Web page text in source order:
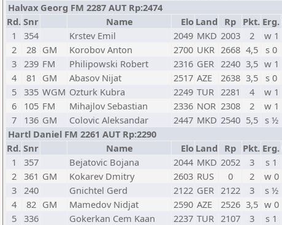
Halvax Georg FM 2287 AUT Rp:2474
Rd. Snr Name Elo Land Rp Pkt. Erg.
1
354 Krstev Emil 2049 MKD 2003 2 w 1
2
28 GM Korobov Anton 2700 UKR 2668 4,5 s 0
3 239 FM Philipowski Robert 2316 GER 2240 3,5 w 1
4
81 GM Abasov Nijat 2517 AZE 2638 3,5 s 0
5 335 WGM Ozturk Kubra 2249 TUR 2281 4 w 1
6
105 FM Mihajlov Sebastian 2336 NOR 2308 2 w 1
7
136 GM Colovic Aleksandar 2447 MKD 2540 5,5 s ½
Hartl Daniel FM 2261 AUT Rp:2290
Rd. Snr Name Elo Land Rp Pkt. Erg.
1
357 Bejatovic Bojana 2044 MKD 2052 3 s 1
2 361 GM Kokarev Dmitry 2603 RUS 0 2 w 0
3 240 Gnichtel Gerd 2122 GER 2122 3 s ½
4
82 GM Mamedov Nidjat 2590 AZE 2526 3,5 w 0
5 336 Gokerkan Cem Kaan 2237 TUR 2107 3 s 1